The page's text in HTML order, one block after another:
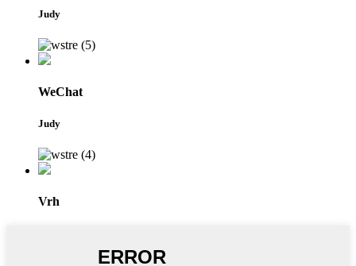
Judy
WeChat
Judy
Vrh